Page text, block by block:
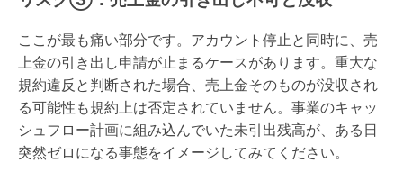
ここが最も痛い部分です。アカウント停止と同時に、売
上金の引き出し申請が止まるケースがあります。重大な
規約違反と判断された場合、売上金そのものが没収され
る可能性も規約上は否定されていません。事業のキャッ
シュフロー計画に組み込んでいた未引出残高が、ある日
突然ゼロになる事態をイメージしてみてください。